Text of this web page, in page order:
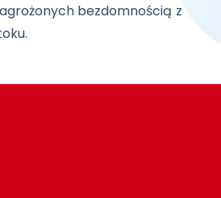
bezdomnością z